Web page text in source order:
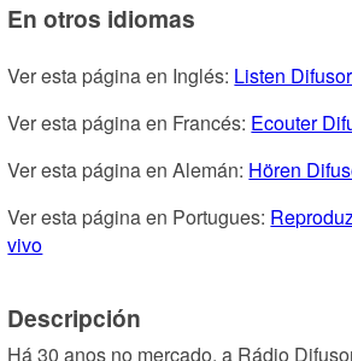
En otros idiomas
Ver esta página en Inglés: Listen
Ver esta página en Francés: Ecouter
Ver esta página en Alemán: Hören
Ver esta página en Portugues:
vivo
Descripción
Há 30 anos no mercado, a Rádio